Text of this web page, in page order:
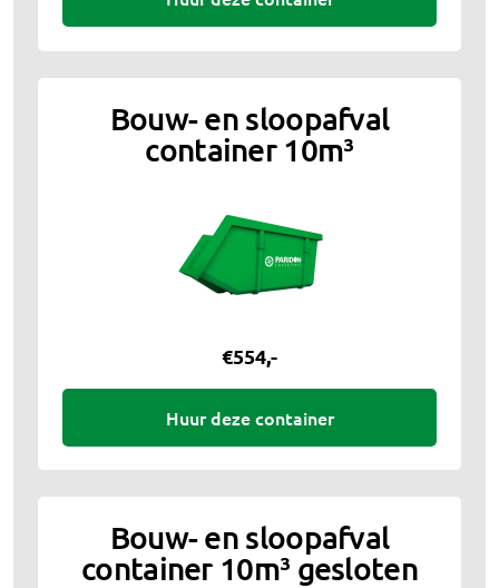
Bouw- en sloopafval
container 10m³
€554,-
Huur deze container
Bouw- en sloopafval
container 10m³ gesloten